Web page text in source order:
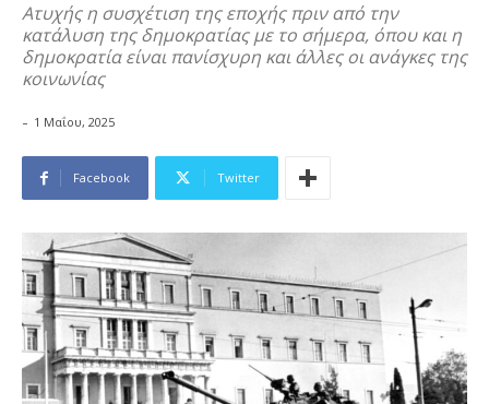
Ατυχής η συσχέτιση της εποχής πριν από την
κατάλυση της δημοκρατίας με το σήμερα, όπου και η
δημοκρατία είναι πανίσχυρη και άλλες οι ανάγκες της
κοινωνίας
- 1 Μαΐου, 2025
Facebook Twitter